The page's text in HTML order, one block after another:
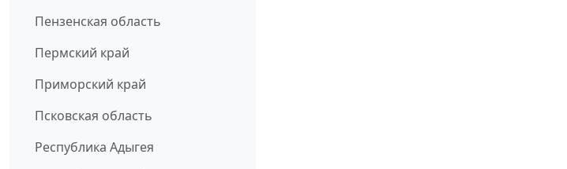
Пензенская область
Пермский край
Приморский край
Псковская область
Республика Адыгея